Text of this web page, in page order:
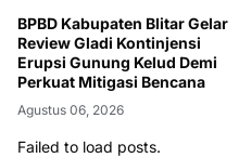
BPBD Kabupaten Blitar Gelar
Review Gladi Kontinjensi
Erupsi Gunung Kelud Demi
Perkuat Mitigasi Bencana
Agustus 06, 2026
Failed to load posts.